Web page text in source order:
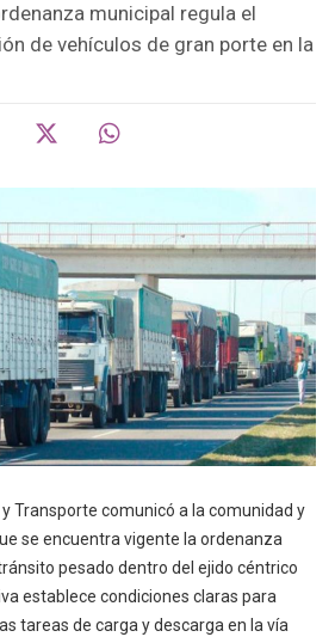
municipal regula el
de vehículos de gran porte en la
Transporte comunicó a la comunidad y
se encuentra vigente la ordenanza
pesado dentro del ejido céntrico
establece condiciones claras para
tareas de carga y descarga en la vía